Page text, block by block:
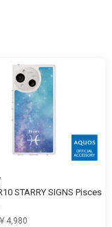
STARRY SIGNS Pisces
4,980